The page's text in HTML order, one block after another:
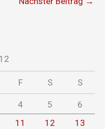
F S S
4 5
6
11 12
13